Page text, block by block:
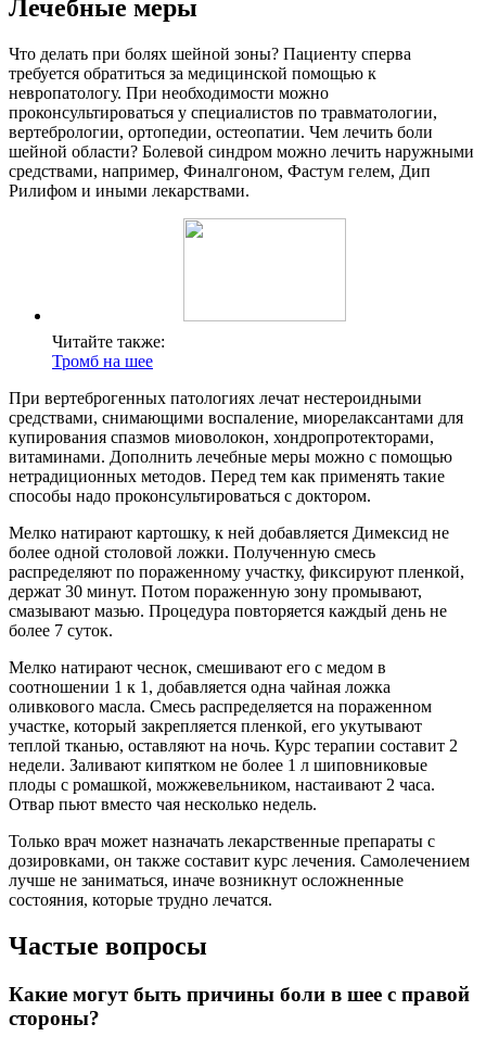
Лечебные меры
Что делать при болях шейной зоны? Пациенту сперва
требуется обратиться за медицинской помощью к
невропатологу. При необходимости можно
проконсультироваться у специалистов по травматологии,
вертебрологии, ортопедии, остеопатии. Чем лечить боли
шейной области? Болевой синдром можно лечить наружными
средствами, например, Финалгоном, Фастум гелем, Дип
Рилифом и иными лекарствами.
Читайте также:
Тромб на шее
При вертеброгенных патологиях лечат нестероидными
средствами, снимающими воспаление, миорелаксантами для
купирования спазмов миоволокон, хондропротекторами,
витаминами. Дополнить лечебные меры можно с помощью
нетрадиционных методов. Перед тем как применять такие
способы надо проконсультироваться с доктором.
Мелко натирают картошку, к ней добавляется Димексид не
более одной столовой ложки. Полученную смесь
распределяют по пораженному участку, фиксируют пленкой,
держат 30 минут. Потом пораженную зону промывают,
смазывают мазью. Процедура повторяется каждый день не
более 7 суток.
Мелко натирают чеснок, смешивают его с медом в
соотношении 1 к 1, добавляется одна чайная ложка
оливкового масла. Смесь распределяется на пораженном
участке, который закрепляется пленкой, его укутывают
теплой тканью, оставляют на ночь. Курс терапии составит 2
недели. Заливают кипятком не более 1 л шиповниковые
плоды с ромашкой, можжевельником, настаивают 2 часа.
Отвар пьют вместо чая несколько недель.
Только врач может назначать лекарственные препараты с
дозировками, он также составит курс лечения. Самолечением
лучше не заниматься, иначе возникнут осложненные
состояния, которые трудно лечатся.
Частые вопросы
Какие могут быть причины боли в шее с правой
стороны?